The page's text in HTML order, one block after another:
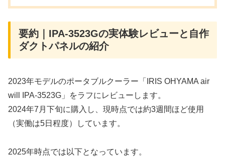
要約｜IPA-3523Gの実体験レビューと自作
ダクトパネルの紹介
2023年モデルのポータブルクーラー「IRIS OHYAMA air
will IPA-3523G」をラフにレビューします。
2024年7月下旬に購入し、現時点では約3週間ほど使用
（実働は5日程度）しています。
2025年時点では以下となっています。